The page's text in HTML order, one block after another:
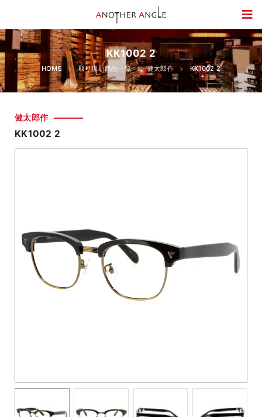
KK1002 2
HOME 取り扱い商品一覧 健太郎作 KK1002 2
健太郎作
KK1002 2